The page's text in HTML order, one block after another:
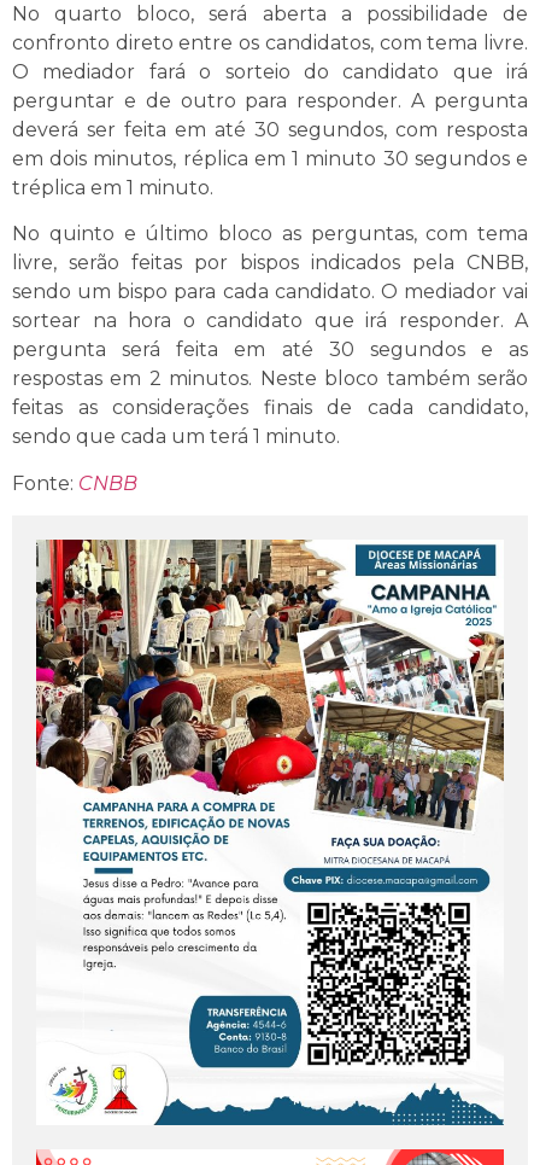
No quarto bloco, será aberta a possibilidade de
confronto direto entre os candidatos, com tema livre.
O mediador fará o sorteio do candidato que irá
perguntar e de outro para responder. A pergunta
deverá ser feita em até 30 segundos, com resposta
em dois minutos, réplica em 1 minuto 30 segundos e
tréplica em 1 minuto.
No quinto e último bloco as perguntas, com tema
livre, serão feitas por bispos indicados pela CNBB,
sendo um bispo para cada candidato. O mediador vai
sortear na hora o candidato que irá responder. A
pergunta será feita em até 30 segundos e as
respostas em 2 minutos. Neste bloco também serão
feitas as considerações finais de cada candidato,
sendo que cada um terá 1 minuto.
Fonte: CNBB